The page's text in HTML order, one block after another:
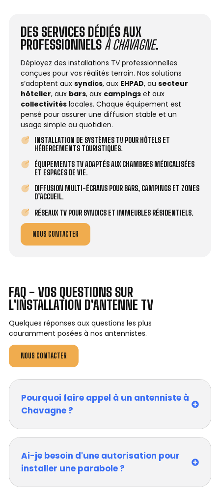
DES SERVICES DÉDIÉS AUX
PROFESSIONNELS À CHAVAGNE.
Déployez des installations TV professionnelles
conçues pour vos réalités terrain. Nos solutions
s’adaptent aux syndics, aux EHPAD, au secteur
hôtelier, aux bars, aux campings et aux
collectivités locales. Chaque équipement est
pensé pour assurer une diffusion stable et un
usage simple au quotidien.
INSTALLATION DE SYSTÈMES TV POUR HÔTELS ET
HÉBERGEMENTS TOURISTIQUES.
ÉQUIPEMENTS TV ADAPTÉS AUX CHAMBRES MÉDICALISÉES
ET ESPACES DE VIE.
DIFFUSION MULTI-ÉCRANS POUR BARS, CAMPINGS ET ZONES
D’ACCUEIL.
RÉSEAUX TV POUR SYNDICS ET IMMEUBLES RÉSIDENTIELS.
NOUS CONTACTER
FAQ - VOS QUESTIONS SUR
L'INSTALLATION D'ANTENNE TV
Quelques réponses aux questions les plus
couramment posées à nos antennistes.
NOUS CONTACTER
Pourquoi faire appel à un antenniste à
Chavagne ?
Ai-je besoin d'une autorisation pour
installer une parabole ?